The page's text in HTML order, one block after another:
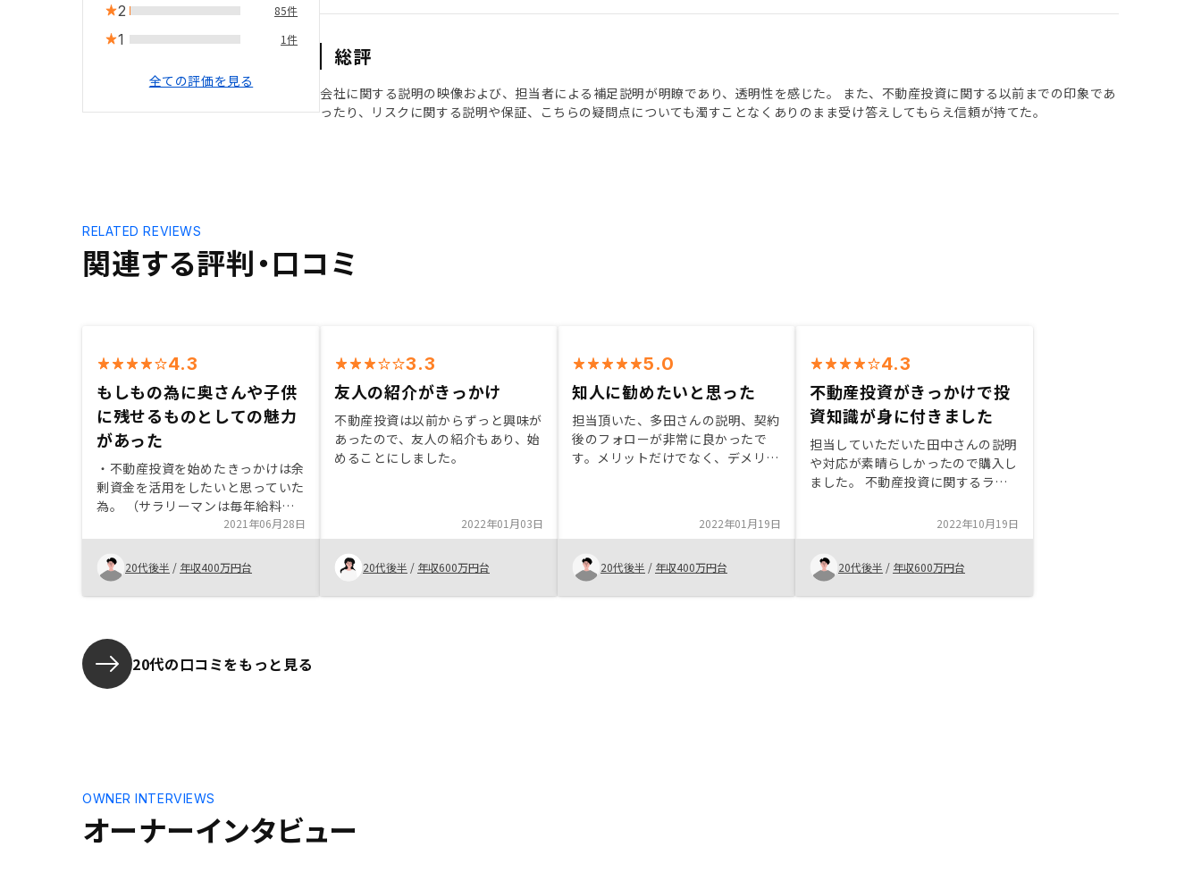
2 85件
1 1件
全ての評価を見る
総評
会社に関する説明の映像および、担当者による補足説明が明瞭であり、透明性を感じた。 また、不動産投資に関する以前までの印象であ
ったり、リスクに関する説明や保証、こちらの疑問点についても濁すことなくありのまま受け答えしてもらえ信頼が持てた。
関連する評判・口コミ
RELATED REVIEWS
4.3
もしもの為に奥さんや子供
に残せるものとしての魅力
があった
・不動産投資を始めたきっかけは余
剰資金を活用をしたいと思っていた
為。 （サラリーマンは毎年給料が
上がる為、上がった分何か運用関係
に費やしたかった。1年目は保険と
確定拠出年金。2年目は持株会社と
投資信託。3年目で不動産投資と考
えて動いていた。金銭感覚崩壊して
「投資」と言う観点で購入を考えて
いたが、「万が一何かあった時に、
奥さんや子供に残せるもの」として
の側面があることも商品性の魅力だ
2021年06月28日
20代後半 / 年収400万円台
3.3
友人の紹介がきっかけ
不動産投資は以前からずっと興味が
あったので、友人の紹介もあり、始
めることにしました。
2022年01月03日
20代後半 / 年収600万円台
5.0
知人に勧めたいと思った
担当頂いた、多田さんの説明、契約
後のフォローが非常に良かったで
す。メリットだけでなく、デメリッ
で物件を常に管理できる事も、今の
た。上記内容を知人に勧めたいと思
2022年01月19日
20代後半 / 年収400万円台
4.3
不動産投資がきっかけで投
資知識が身に付きました
担当していただいた田中さんの説明
や対応が素晴らしかったので購入し
ました。 不動産投資に関するラン
がわかりやすかったので、不安なく
購入することが出来ました。 また
オンラインやアプリで不動産管理出
来るのも魅力でした。他社と比較し
て管理費が高い
2022年10月19日
20代後半 / 年収600万円台
20代の口コミをもっと見る
オーナーインタビュー
OWNER INTERVIEWS